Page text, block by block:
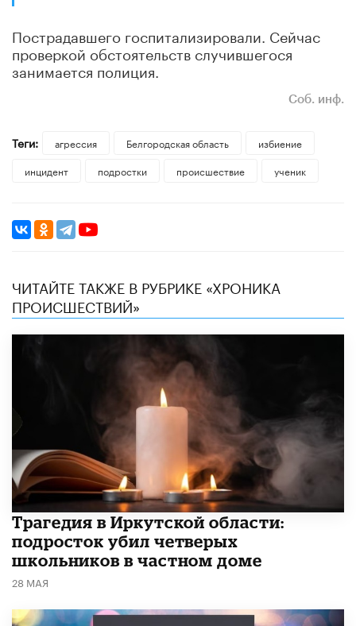
Пострадавшего госпитализировали. Сейчас
проверкой обстоятельств случившегося
занимается полиция.
Соб. инф.
Теги: агрессия Белгородская область
избиение
инцидент
подростки происшествие ученик
ЧИТАЙТЕ ТАКЖЕ В РУБРИКЕ «ХРОНИКА
ПРОИСШЕСТВИЙ»
Трагедия в Иркутской области:
подросток убил четверых
школьников в частном доме
28 МАЯ